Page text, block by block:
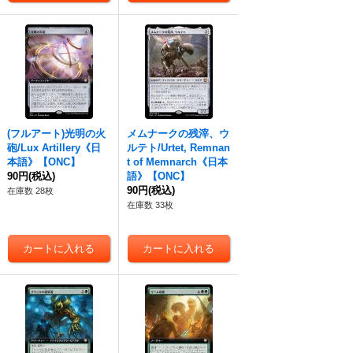
(フルアート)光明の火
砲/Lux Artillery《日
本語》【ONC】
90円(税込)
在庫数 28枚
メムナークの残滓、ウ
ルテト/Urtet, Remnan
t of Memnarch《日本
語》【ONC】
90円(税込)
在庫数 33枚